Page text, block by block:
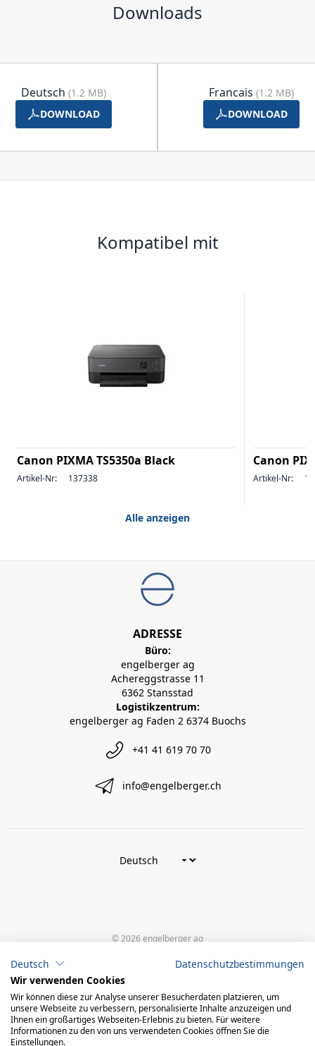
Downloads
Deutsch (1.2 MB)
DOWNLOAD
Francais (1.2 MB)
DOWNLOAD
Kompatibel mit
Canon PIXMA TS5350a Black
Artikel-Nr: 137338
Canon
Artikel-Nr:
Alle anzeigen
ADRESSE
Büro:
engelberger ag
Achereggstrasse 11
6362 Stansstad
Logistikzentrum:
engelberger ag Faden 2 6374 Buochs
+41 41 619 70 70
info@engelberger.ch
© 2026 engelberger ag
Deutsch
Datenschutzbestimmungen
Wir verwenden Cookies
Wir können diese zur Analyse unserer Besucherdaten platzieren, um
unsere Webseite zu verbessern, personalisierte Inhalte anzuzeigen und
Ihnen ein großartiges Webseiten-Erlebnis zu bieten. Für weitere
Informationen zu den von uns verwendeten Cookies öffnen Sie die
Einstellungen.